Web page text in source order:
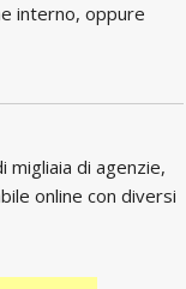
interno, oppure
migliaia di agenzie,
online con diversi